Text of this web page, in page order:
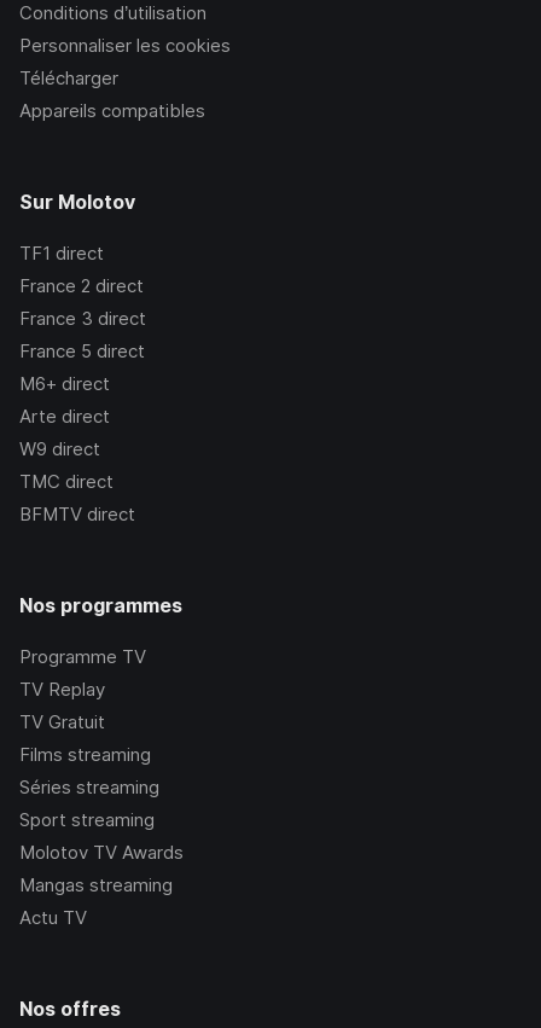
Conditions d’utilisation
Personnaliser les cookies
Télécharger
Appareils compatibles
Sur Molotov
TF1 direct
France 2 direct
France 3 direct
France 5 direct
M6+ direct
Arte direct
W9 direct
TMC direct
BFMTV direct
Nos programmes
Programme TV
TV Replay
TV Gratuit
Films streaming
Séries streaming
Sport streaming
Molotov TV Awards
Mangas streaming
Actu TV
Nos offres